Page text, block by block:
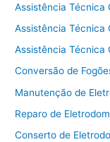
Assistência Técnica
Assistência Técnica
Assistência Técnica
Conversão de
Manutenção de
Reparo de
Conserto de